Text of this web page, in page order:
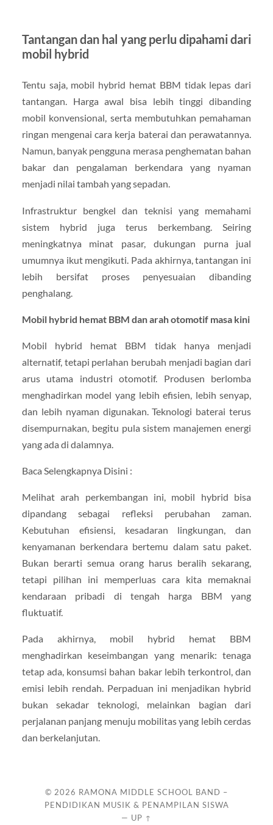
Tantangan dan hal yang perlu dipahami dari
mobil hybrid
Tentu saja, mobil hybrid hemat BBM tidak lepas dari
tantangan. Harga awal bisa lebih tinggi dibanding
mobil konvensional, serta membutuhkan pemahaman
ringan mengenai cara kerja baterai dan perawatannya.
Namun, banyak pengguna merasa penghematan bahan
bakar dan pengalaman berkendara yang nyaman
menjadi nilai tambah yang sepadan.
Infrastruktur bengkel dan teknisi yang memahami
sistem hybrid juga terus berkembang. Seiring
meningkatnya minat pasar, dukungan purna jual
umumnya ikut mengikuti. Pada akhirnya, tantangan ini
lebih bersifat proses penyesuaian dibanding
penghalang.
Mobil hybrid hemat BBM dan arah otomotif masa kini
Mobil hybrid hemat BBM tidak hanya menjadi
alternatif, tetapi perlahan berubah menjadi bagian dari
arus utama industri otomotif. Produsen berlomba
menghadirkan model yang lebih efisien, lebih senyap,
dan lebih nyaman digunakan. Teknologi baterai terus
disempurnakan, begitu pula sistem manajemen energi
yang ada di dalamnya.
Baca Selengkapnya Disini :
Melihat arah perkembangan ini, mobil hybrid bisa
dipandang sebagai refleksi perubahan zaman.
Kebutuhan efisiensi, kesadaran lingkungan, dan
kenyamanan berkendara bertemu dalam satu paket.
Bukan berarti semua orang harus beralih sekarang,
tetapi pilihan ini memperluas cara kita memaknai
kendaraan pribadi di tengah harga BBM yang
fluktuatif.
Pada akhirnya, mobil hybrid hemat BBM
menghadirkan keseimbangan yang menarik: tenaga
tetap ada, konsumsi bahan bakar lebih terkontrol, dan
emisi lebih rendah. Perpaduan ini menjadikan hybrid
bukan sekadar teknologi, melainkan bagian dari
perjalanan panjang menuju mobilitas yang lebih cerdas
dan berkelanjutan.
© 2026 RAMONA MIDDLE SCHOOL BAND –
PENDIDIKAN MUSIK & PENAMPILAN SISWA
— UP ↑